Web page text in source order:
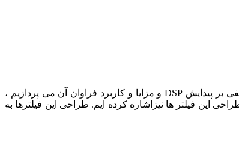
در این پایان نامه به بررسی در مورد دو فیلتر دیجیتال FIR , IIR که در پردازش سیگنال های دیجیتال DSP استفاده می شود می پردازیم. ابتدا تعریفی بر پیدایش DSP و مزایا و کاربرد فراوان آن می پردازیم ،
این فیلتر ها نیزاشاره کرده ایم. طراحی این فیلترها به